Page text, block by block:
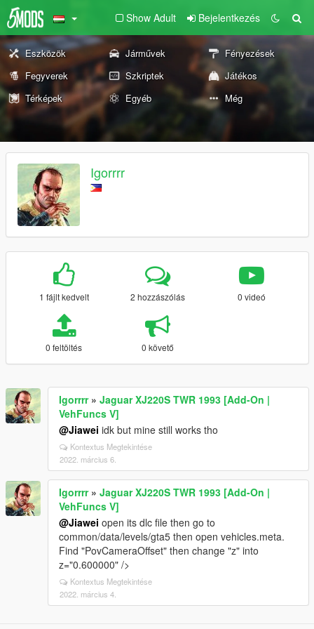
Show Adult Bejelentkezés
Eszközök Járművek
Fényezések
Fegyverek
Szkriptek
Játékos
Térképek
Egyéb Még
Igorrrr
1 fájlt kedvelt 2 hozzászólás 0 videó
0 feltöltés 0 követő
Igorrrr» Jaguar XJ220S TWR 1993 [Add-On |
VehFuncs V]
@Jiawei idk but mine still works tho
Kontextus Megtekintése
2022. március 6.
Igorrrr» Jaguar XJ220S TWR 1993 [Add-On |
VehFuncs V]
@Jiawei open its dlc file then go to
common/data/levels/gta5 then open vehicles.meta.
Find "PovCameraOffset" then change "z" into
z="0.600000" />
Kontextus Megtekintése
2022. március 4.